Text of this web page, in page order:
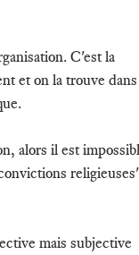
C'est la
et on la trouve dans
alors il est
mais subjective